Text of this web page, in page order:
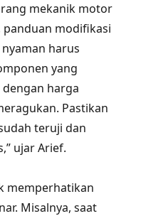
mekanik motor
modifikasi
harus
yang
dengan harga
Pastikan
teruji dan
ujar Arief.
memperhatikan
Misalnya, saat